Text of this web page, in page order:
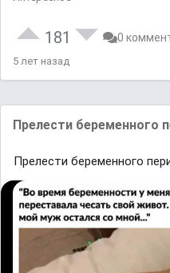
181 0
5 лет назад
Прелести беременного
Прелести беременного